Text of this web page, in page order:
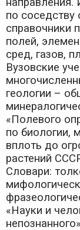
по соседству
справочники
полей,
сред, газов,
Вузовские
геологии –
«Полевого
по биологии,
вплоть до
растений
Словари:
«Науки и